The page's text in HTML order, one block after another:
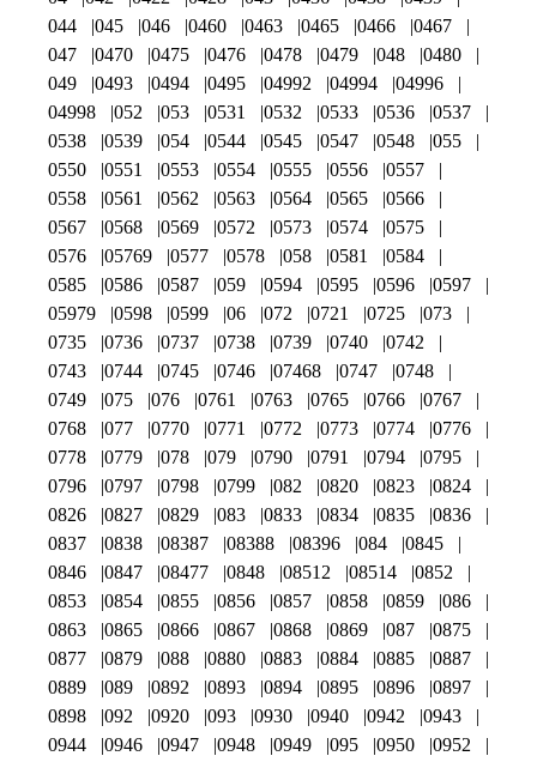
044
045 046 0460 0463 0465 0466
0467
047
0470 0475 0476 0478 0479 048
0480
049
0493 0494 0495 04992 04994
04996
04998
052 053 0531 0532 0533 0536
0537
0538
0539 054 0544 0545 0547 0548
055
0550
0551 0553 0554 0555 0556
0557
0558
0561 0562 0563 0564 0565
0566
0567
0568 0569 0572 0573 0574
0575
0576
05769 0577 0578 058 0581
0584
0585
0586 0587 059 0594 0595 0596
0597
05979
0598 0599 06 072 0721 0725
073
0735
0736 0737 0738 0739 0740
0742
0743
0744 0745 0746 07468 0747
0748
0749
075 076 0761 0763 0765 0766
0767
0768
077 0770 0771 0772 0773 0774
0776
0778
0779 078 079 0790 0791 0794
0795
0796
0797 0798 0799 082 0820 0823
0824
0826
0827 0829 083 0833 0834 0835
0836
0837
0838 08387 08388 08396 084
0845
0846
0847 08477 0848 08512 08514
0852
0853
0854 0855 0856 0857 0858 0859
086
0863
0865 0866 0867 0868 0869 087
0875
0877
0879 088 0880 0883 0884 0885
0887
0889
089 0892 0893 0894 0895 0896
0897
0898
092 0920 093 0930 0940 0942
0943
0944
0946 0947 0948 0949 095 0950
0952